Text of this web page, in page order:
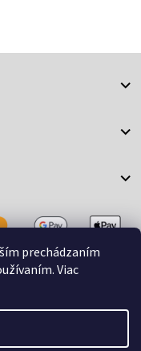
prechádzaním
Viac